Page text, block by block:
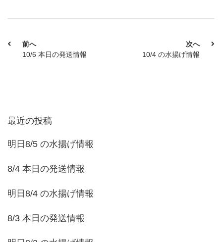
前へ
10/6 本日の発送情報
次へ
10/4 の水揚げ情報
最近の投稿
明日8/5 の水揚げ情報
8/4 本日の発送情報
明日8/4 の水揚げ情報
8/3 本日の発送情報